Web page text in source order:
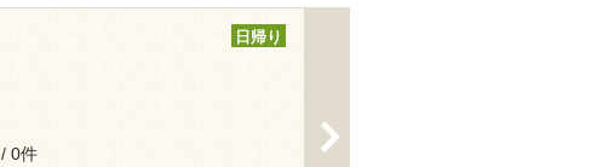
日帰り
/ 0件